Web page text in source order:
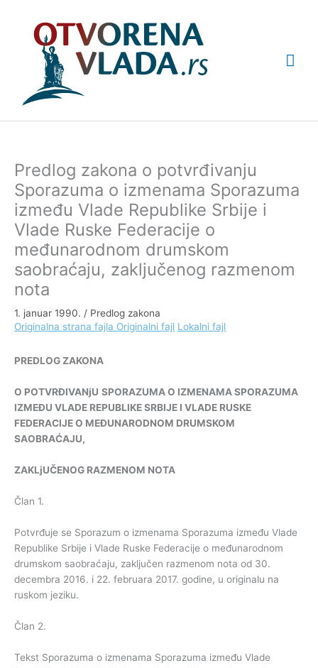
Predlog zakona o potvrđivanju
Sporazuma o izmenama Sporazuma
između Vlade Republike Srbije i
Vlade Ruske Federacije o
međunarodnom drumskom
saobraćaju, zaključenog razmenom
nota
1. januar 1990. / Predlog zakona
Originalna strana fajla Originalni fajl Lokalni fajl
PREDLOGZAKONA
O POTVRĐIVANjU SPORAZUMAO IZMENAMA SPORAZUMA
IZMEĐU VLADE REPUBLIKE SRBIJE I VLADE RUSKE
FEDERACIJE O MEĐUNARODNOM DRUMSKOM
SAOBRAĆAJU,
ZAKLjUČENOG RAZMENOM NOTA
Član 1.
Potvrđuje se Sporazum o izmenama Sporazuma između Vlade
Republike Srbije i Vlade Ruske Federacije o međunarodnom
drumskom saobraćaju, zaključen razmenom nota od 30.
decembra 2016. i 22. februara 2017. godine, u originalu na
ruskom jeziku.
Član 2.
Tekst Sporazuma o izmenama Sporazuma između Vlade